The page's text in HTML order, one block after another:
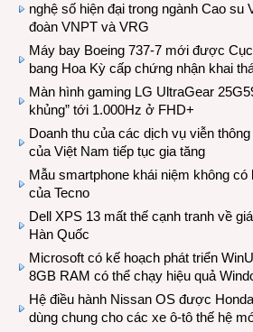
nghệ số hiện đại trong ngành Cao su
đoàn VNPT và VRG
Máy bay Boeing 737-7 mới được
bang Hoa Kỳ cấp chứng nhận khai
Màn hình gaming LG UltraGear
khủng” tới 1.000Hz ở FHD+
Doanh thu của các dịch vụ viễn
của Việt Nam tiếp tục gia tăng
Mẫu smartphone khái niệm không
của Tecno
Dell XPS 13 mất thế cạnh tranh về
Hàn Quốc
Microsoft có kế hoạch phát triển
8GB RAM có thể chạy hiệu quả
Hệ điều hành Nissan OS được
dùng chung cho các xe ô-tô thế hệ